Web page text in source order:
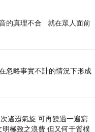
真理不合 就在眾人面前
忽略事實不計的情況下形成
遙迢氣旋 可再饒過一遍窮
極致之浪費 但又何干質樸